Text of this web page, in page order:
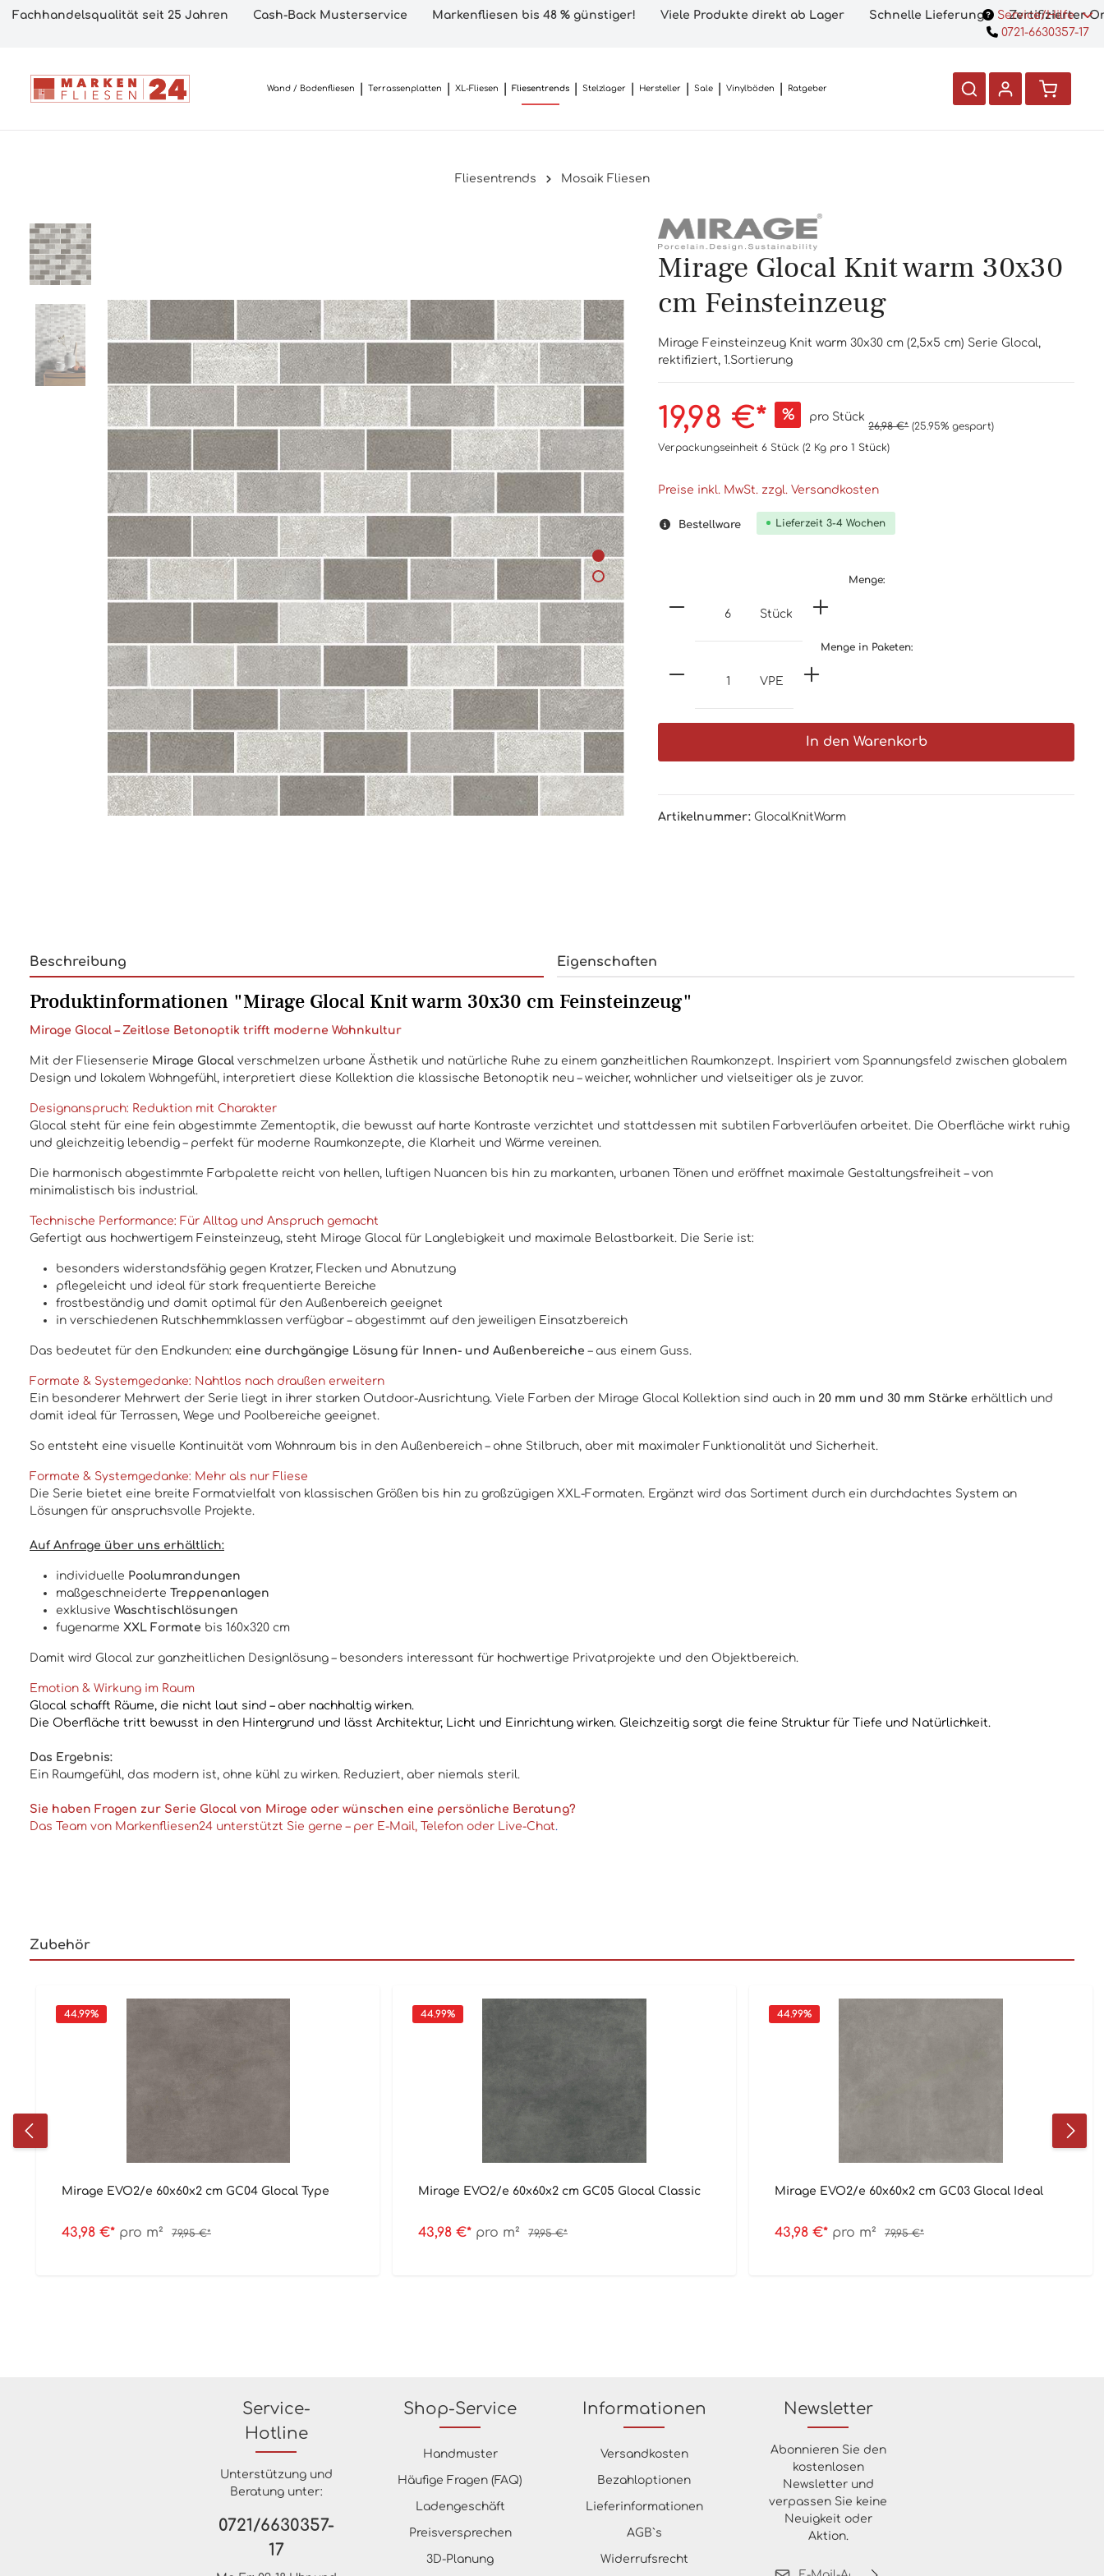
Fachhandelsqualität seit 25 Jahren Cash-Back Musterservice Markenfliesen bis 48 % günstiger! Viele Produkte direkt ab Lager Schnelle Lieferung Zertifizierter
Service/Hilfe
0721-6630357-17
Wand / Bodenfliesen Terrassenplatten XL-Fliesen Fliesentrends Stelzlager Hersteller Sale Vinylböden Ratgeber
Fliesentrends Mosaik Fliesen
Mirage Glocal Knit warm 30x30
cm Feinsteinzeug
Mirage Feinsteinzeug Knit warm 30x30 cm (2,5x5 cm) Serie Glocal,
rektifiziert, 1.Sortierung
19,98 €* % pro Stück
26,98 €* (25.95% gespart)
Verpackungseinheit 6 Stück(2 Kg pro 1 Stück)
Preise inkl. MwSt. zzgl. Versandkosten
Bestellware Lieferzeit 3-4 Wochen
Menge:
Stück
Menge in Paketen:
VPE
In den Warenkorb
Artikelnummer: GlocalKnitWarm
Beschreibung Eigenschaften
Produktinformationen "Mirage Glocal Knit warm 30x30 cm Feinsteinzeug"
Mirage Glocal – Zeitlose Betonoptik trifft moderne Wohnkultur
Mit der Fliesenserie Mirage Glocal verschmelzen urbane Ästhetik und natürliche Ruhe zu einem ganzheitlichen Raumkonzept. Inspiriert vom Spannungsfeld zwischen globalem
Design und lokalem Wohngefühl, interpretiert diese Kollektion die klassische Betonoptik neu – weicher, wohnlicher und vielseitiger als je zuvor.
Designanspruch: Reduktion mit Charakter
Glocal steht für eine fein abgestimmte Zementoptik, die bewusst auf harte Kontraste verzichtet und stattdessen mit subtilen Farbverläufen arbeitet. Die Oberfläche wirkt ruhig
und gleichzeitig lebendig – perfekt für moderne Raumkonzepte, die Klarheit und Wärme vereinen.
Die harmonisch abgestimmte Farbpalette reicht von hellen, luftigen Nuancen bis hin zu markanten, urbanen Tönen und eröffnet maximale Gestaltungsfreiheit – von
minimalistisch bis industrial.
Technische Performance: Für Alltag und Anspruch gemacht
Gefertigt aus hochwertigem Feinsteinzeug, steht Mirage Glocal für Langlebigkeit und maximale Belastbarkeit. Die Serie ist:
besonders widerstandsfähig gegen Kratzer, Flecken und Abnutzung
pflegeleicht und ideal für stark frequentierte Bereiche
frostbeständig und damit optimal für den Außenbereich geeignet
in verschiedenen Rutschhemmklassen verfügbar – abgestimmt auf den jeweiligen Einsatzbereich
Das bedeutet für den Endkunden: eine durchgängige Lösung für Innen- und Außenbereiche – aus einem Guss.
Formate & Systemgedanke: Nahtlos nach draußen erweitern
Ein besonderer Mehrwert der Serie liegt in ihrer starken Outdoor-Ausrichtung. Viele Farben der Mirage Glocal Kollektion sind auch in 20 mm und 30 mm Stärke erhältlich und
damit ideal für Terrassen, Wege und Poolbereiche geeignet.
So entsteht eine visuelle Kontinuität vom Wohnraum bis in den Außenbereich – ohne Stilbruch, aber mit maximaler Funktionalität und Sicherheit.
Formate & Systemgedanke: Mehr als nur Fliese
Die Serie bietet eine breite Formatvielfalt von klassischen Größen bis hin zu großzügigen XXL-Formaten. Ergänzt wird das Sortiment durch ein durchdachtes System an
Lösungen für anspruchsvolle Projekte.
Auf Anfrage über uns erhältlich:
individuelle Poolumrandungen
maßgeschneiderte Treppenanlagen
exklusive Waschtischlösungen
fugenarme XXL Formate bis 160x320 cm
Damit wird Glocal zur ganzheitlichen Designlösung – besonders interessant für hochwertige Privatprojekte und den Objektbereich.
Emotion & Wirkung im Raum
Glocal schafft Räume, die nicht laut sind – aber nachhaltig wirken.
Die Oberfläche tritt bewusst in den Hintergrund und lässt Architektur, Licht und Einrichtung wirken. Gleichzeitig sorgt die feine Struktur für Tiefe und Natürlichkeit.
Das Ergebnis:
Ein Raumgefühl, das modern ist, ohne kühl zu wirken. Reduziert, aber niemals steril.
Sie haben Fragen zur Serie Glocal von Mirage oder wünschen eine persönliche Beratung?
Das Team von Markenfliesen24 unterstützt Sie gerne – per E-Mail, Telefon oder Live-Chat.
Zubehör
44.99%
Mirage EVO2/e 60x60x2 cm GC04 Glocal Type
43,98 €* pro m² 79,95 €*
44.99%
Mirage EVO2/e 60x60x2 cm GC05 Glocal Classic
43,98 €* pro m² 79,95 €*
44.99%
Mirage EVO2/e 60x60x2 cm GC03 Glocal Ideal
43,98 €* pro m² 79,95 €*
Newsletter
Abonnieren Sie den
kostenlosen
Newsletter und
verpassen Sie keine
Neuigkeit oder
Aktion.
Service-
Hotline
Unterstützung und
Beratung unter:
0721/6630357-
17
Shop-Service
Handmuster
Häufige Fragen (FAQ)
Ladengeschäft
Preisversprechen
3D-Planung
Informationen
Versandkosten
Bezahloptionen
Lieferinformationen
AGB`s
Widerrufsrecht